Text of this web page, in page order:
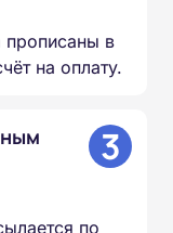
прописаны в
на оплату.
3
по